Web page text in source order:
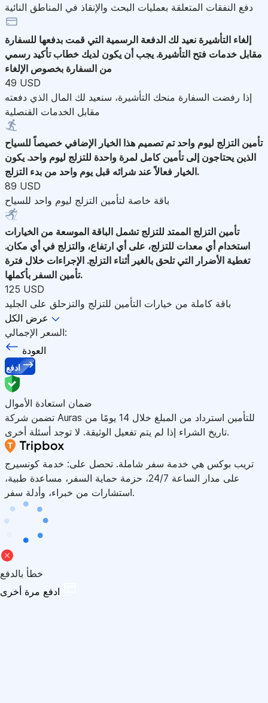
دفع النفقات المتعلقة بعمليات البحث والإنقاذ في المناطق النائية
إلغاء التأشيرة نعيد لك الدفعة الرسمية التي قمت بدفعها للسفارة
مقابل خدمات فتح التأشيرة. يجب أن يكون لديك خطاب تأكيد رسمي
من السفارة بخصوص الإلغاء
49 USD
إذا رفضت السفارة منحك التأشيرة، سنعيد لك المال الذي دفعته
مقابل الخدمات القنصلية
تأمين التزلج ليوم واحد تم تصميم هذا الخيار الإضافي خصيصاً للسياح
الذين يحتاجون إلى تأمين كامل لمرة واحدة للتزلج ليوم واحد. يكون
الخيار فعالاً عند شرائه قبل يوم واحد من بدء التزلج.
89 USD
باقة خاصة لتأمين التزلج ليوم واحد للسياح
تأمين التزلج الممتد للتزلج تشمل الباقة الموسعة من الخيارات
استخدام أي معدات للتزلج، على أي ارتفاع، والتزلج في أي مكان.
تغطية الأضرار التي تلحق بالغير أثناء التزلج. الإجراءات خلال فترة
تأمين السفر بأكملها.
125 USD
باقة كاملة من خيارات التأمين للتزلج والتزحلق على الجليد
عرض الكل
السعر الإجمالي:
العودة
ادفع
ضمان استعادة الأموال
تضمن شركة Auras للتأمين استرداد من المبلغ خلال 14 يومًا من
تاريخ الشراء إذا لم يتم تفعيل الوثيقة. لا توجد أسئلة أخرى.
تريب بوكس هي خدمة سفر شاملة. تحصل على: خدمة كونسيرج
على مدار الساعة 24/7، حزمة حماية السفر، مساعدة طبية،
استشارات من خبراء، وأدلة سفر.
خطأ بالدفع